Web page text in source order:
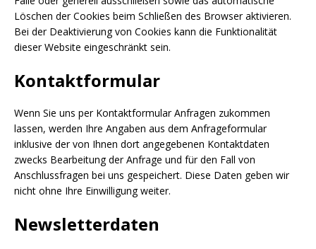
Löschen der Cookies beim Schließen des Browser aktivieren.
Bei der Deaktivierung von Cookies kann die Funktionalität
dieser Website eingeschränkt sein.
Kontaktformular
Wenn Sie uns per Kontaktformular Anfragen zukommen
lassen, werden Ihre Angaben aus dem Anfrageformular
inklusive der von Ihnen dort angegebenen Kontaktdaten
zwecks Bearbeitung der Anfrage und für den Fall von
Anschlussfragen bei uns gespeichert. Diese Daten geben wir
nicht ohne Ihre Einwilligung weiter.
Newsletterdaten